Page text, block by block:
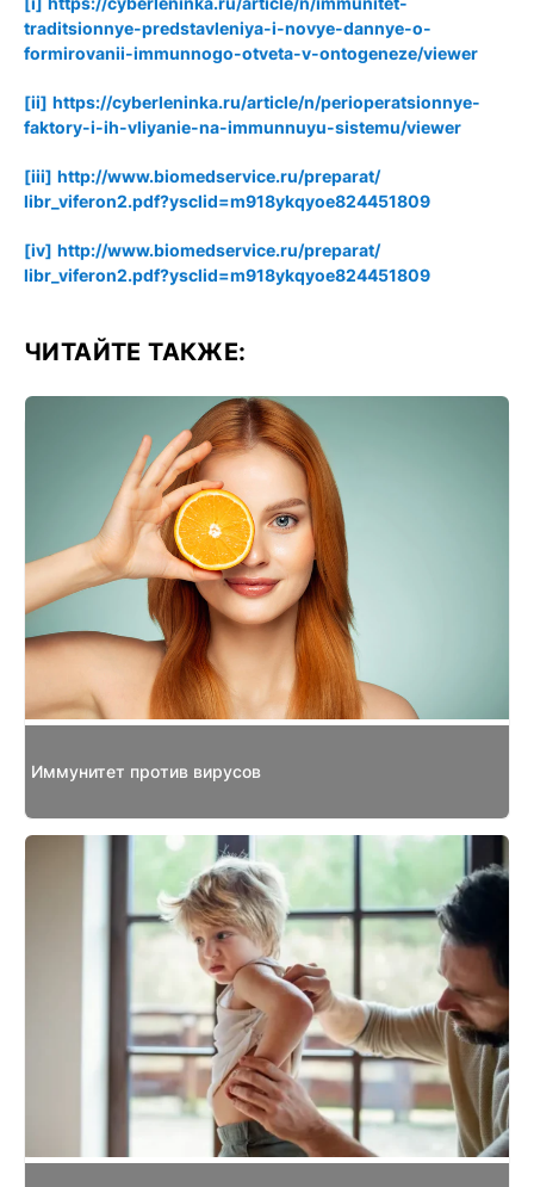
traditsionnye-predstavleniya-i-novye-dannye-o-
formirovanii-immunnogo-otveta-v-ontogeneze/viewer
[ii] https://cyberleninka.ru/article/n/perioperatsionnye-
faktory-i-ih-vliyanie-na-immunnuyu-sistemu/viewer
[iii] http://www.biomedservice.ru/preparat/
libr_viferon2.pdf?ysclid=m918ykqyoe824451809
[iv] http://www.biomedservice.ru/preparat/
libr_viferon2.pdf?ysclid=m918ykqyoe824451809
ЧИТАЙТЕ ТАКЖЕ:
Иммунитет против вирусов